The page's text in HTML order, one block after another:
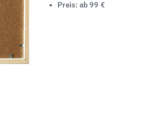
Preis: ab 99 €